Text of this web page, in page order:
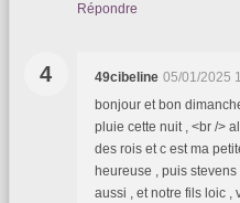
Répondre
4 49cibeline 05/01/2025
bonjour et bon
pluie cette nuit , <br />
des rois et c est ma
heureuse , puis
aussi , et notre fils loic ,